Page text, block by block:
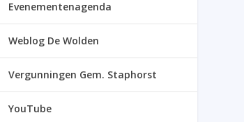
Evenementenagenda
Weblog De Wolden
Vergunningen Gem. Staphorst
YouTube